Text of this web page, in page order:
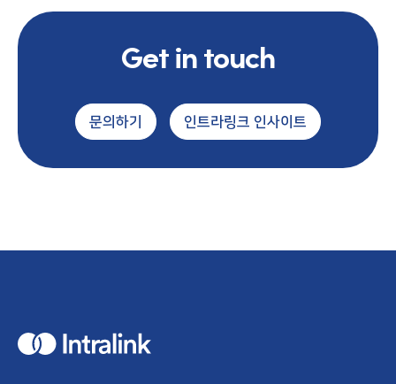
Get in touch
문의하기 인트라링크 인사이트
H
o